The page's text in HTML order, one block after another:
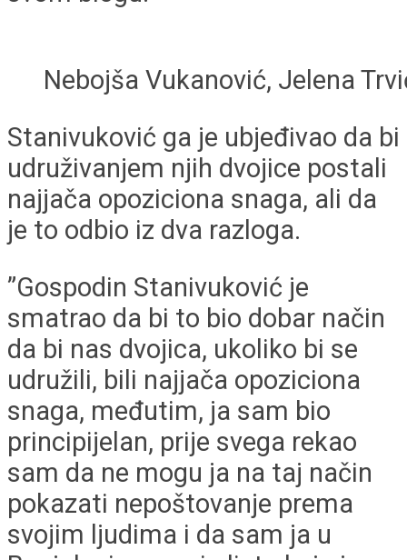
Nebojša Vukanović, Jelena
Stanivuković ga je ubjeđivao da bi
udruživanjem njih dvojice postali
najjača opoziciona snaga, ali da
je to odbio iz dva razloga.
”Gospodin Stanivuković je
smatrao da bi to bio dobar način
da bi nas dvojica, ukoliko bi se
udružili, bili najjača opoziciona
snaga, međutim, ja sam bio
principijelan, prije svega rekao
sam da ne mogu ja na taj način
pokazati nepoštovanje prema
svojim ljudima i da sam ja u